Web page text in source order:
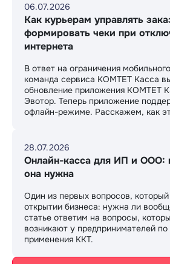
06.07.2026
Как курьерам управлять
формировать чеки при
интернета
В ответ на ограничения
команда сервиса КОМТЕТ Касса
обновление приложения КОМТЕТ
Эвотор. Теперь приложение
офлайн-режиме. Расскажем, как
28.07.2026
Онлайн-касса для ИП и ООО:
она нужна
Один из первых вопросов,
открытии бизнеса: нужна ли
статье ответим на вопросы,
возникают у предпринимателей
применения ККТ.